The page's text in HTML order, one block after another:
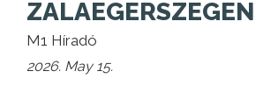
ZALAEGERSZEGEN
M1 Híradó
2026. May 15.